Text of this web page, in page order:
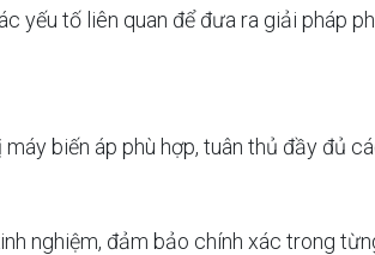
yếu tố liên quan để đưa ra giải pháp
biến áp phù hợp, tuân thủ đầy đủ
nghiệm, đảm bảo chính xác trong